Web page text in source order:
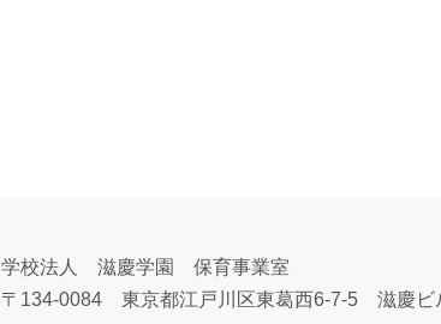
学校法人 滋慶学園 保育事業室
〒134-0084 東京都江戸川区東葛西6-7-5 滋慶ビ